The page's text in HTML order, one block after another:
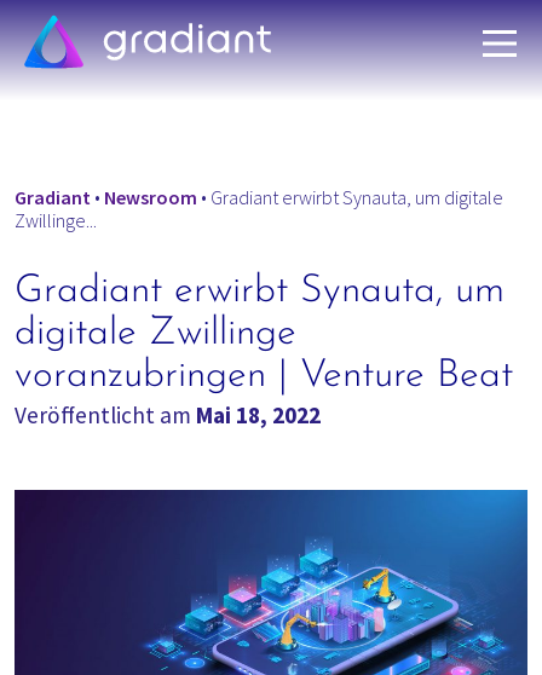
Gradiant • Newsroom • Gradiant erwirbt Synauta, um digitale
Zwillinge...
Gradiant erwirbt Synauta, um
digitale Zwillinge
voranzubringen | Venture Beat
Veröffentlicht am Mai 18, 2022